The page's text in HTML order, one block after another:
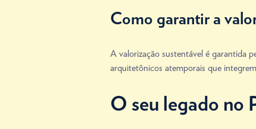
Como garantir a
A valorização sustentável é garantida
arquitetônicos atemporais que
O seu legado no